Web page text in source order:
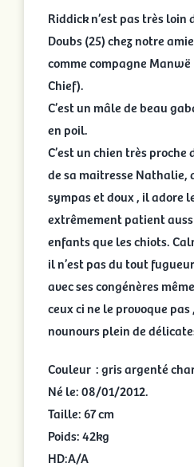
Riddick n’est pas très loin
Doubs (25) chez notre
comme compagne
Chief).
C’est un mâle de beau
en poil.
C’est un chien très proche
de sa maitresse Nathalie,
sympas et doux , iladore
extrêmement patient
enfants que les chiots.
il n’est pas du tout
avec ses congénères
ceux ci ne le provoque pas
nounours plein de
Couleur : gris argenté
Né le: 08/01/2012.
Taille: 67 cm
Poids: 42kg
HD:A/A